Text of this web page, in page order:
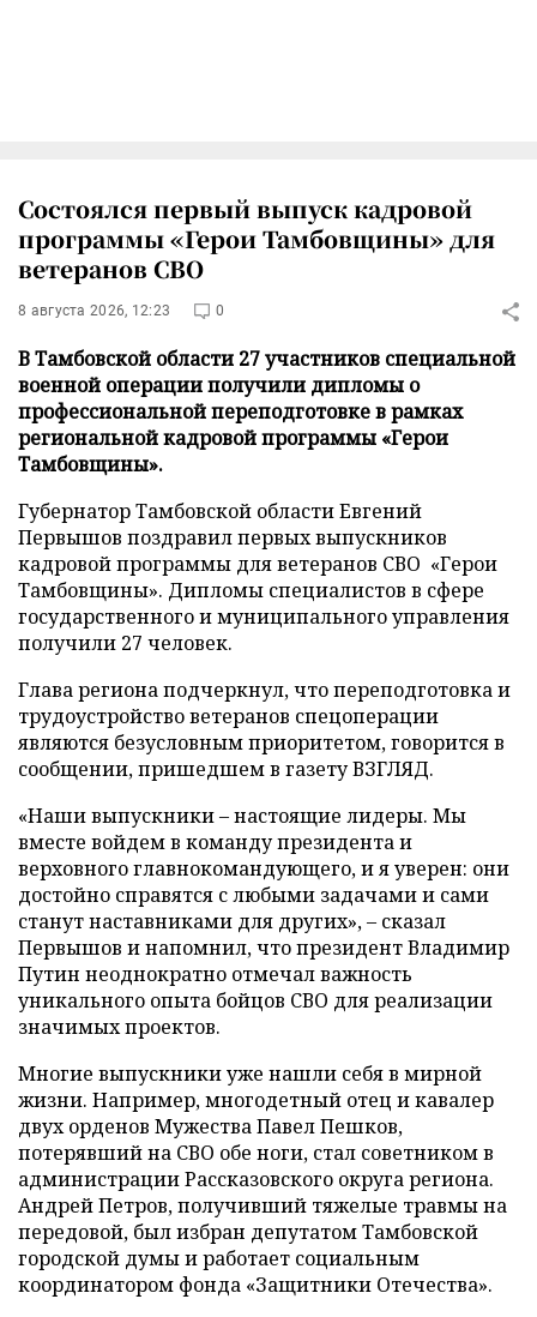
Состоялся первый выпуск кадровой
программы «Герои Тамбовщины» для
ветеранов СВО
8 августа 2026, 12:23 0
В Тамбовской области 27 участников специальной
военной операции получили дипломы о
профессиональной переподготовке в рамках
региональной кадровой программы «Герои
Тамбовщины».
Губернатор Тамбовской области Евгений
Первышов поздравил первых выпускников
кадровой программы для ветеранов СВО «Герои
Тамбовщины». Дипломы специалистов в сфере
государственного и муниципального управления
получили 27 человек.
Глава региона подчеркнул, что переподготовка и
трудоустройство ветеранов спецоперации
являются безусловным приоритетом, говорится в
сообщении, пришедшем в газету ВЗГЛЯД.
«Наши выпускники – настоящие лидеры. Мы
вместе войдем в команду президента и
верховного главнокомандующего, и я уверен: они
достойно справятся с любыми задачами и сами
станут наставниками для других», – сказал
Первышов и напомнил, что президент Владимир
Путин неоднократно отмечал важность
уникального опыта бойцов СВО для реализации
значимых проектов.
Многие выпускники уже нашли себя в мирной
жизни. Например, многодетный отец и кавалер
двух орденов Мужества Павел Пешков,
потерявший на СВО обе ноги, стал советником в
администрации Рассказовского округа региона.
Андрей Петров, получивший тяжелые травмы на
передовой, был избран депутатом Тамбовской
городской думы и работает социальным
координатором фонда «Защитники Отечества».